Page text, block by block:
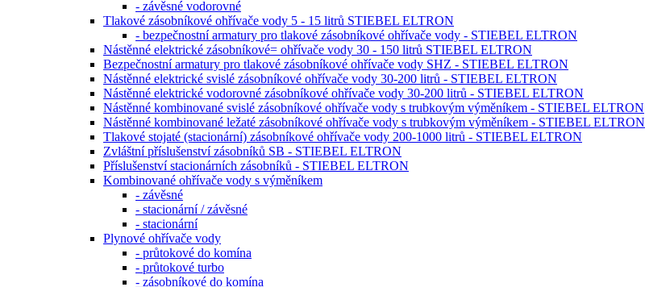
- závěsné vodorovné
Tlakové zásobníkové ohřívače vody 5 - 15 litrů STIEBEL ELTRON
- bezpečnostní armatury pro tlakové zásobníkové ohřívače vody - STIEBEL ELTRON
Nástěnné elektrické zásobníkové= ohřívače vody 30 - 150 litrů STIEBEL ELTRON
Bezpečnostní armatury pro tlakové zásobníkové ohřívače vody SHZ - STIEBEL ELTRON
Nástěnné elektrické svislé zásobníkové ohřívače vody 30-200 litrů - STIEBEL ELTRON
Nástěnné elektrické vodorovné zásobníkové ohřívače vody 30-200 litrů - STIEBEL ELTRON
Nástěnné kombinované svislé zásobníkové ohřívače vody s trubkovým výměníkem - STIEBEL ELTRON
Nástěnné kombinované ležaté zásobníkové ohřívače vody s trubkovým výměníkem - STIEBEL ELTRON
Tlakové stojaté (stacionární) zásobníkové ohřívače vody 200-1000 litrů - STIEBEL ELTRON
Zvláštní příslušenství zásobníků SB - STIEBEL ELTRON
Příslušenství stacionárních zásobníků - STIEBEL ELTRON
Kombinované ohřívače vody s výměníkem
- závěsné
- stacionární / závěsné
- stacionární
Plynové ohřívače vody
- průtokové do komína
- průtokové turbo
- zásobníkové do komína